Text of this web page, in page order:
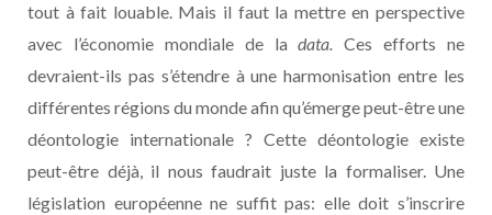
tout à fait louable. Mais il faut la mettre en perspective
avec l’économie mondiale de ladata.Ces efforts ne
devraient-ils pas s’étendre à une harmonisation entre les
différentes régions du monde afin qu’émerge peut-être une
déontologie internationale ? Cette déontologie existe
peut-être déjà, il nous faudrait juste la formaliser. Une
législation européenne ne suffit pas: elle doit s’inscrire